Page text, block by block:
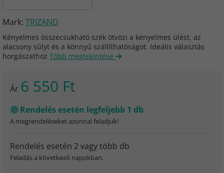
Mark: TRIZAND
Kényelmes összecsukható szék ötvözi a kényelmes ülést, az
alacsony súlyt és a könnyű szállíthatóságot. Ideális választás
horgászathoz Több megtekintése
Ár 6 550 Ft
Rendelés esetén legfeljebb 1 db
A megrendeléseket azonnal feladjuk!
Rendelés esetén 2 vagy több db
Feladás a következő napokban.